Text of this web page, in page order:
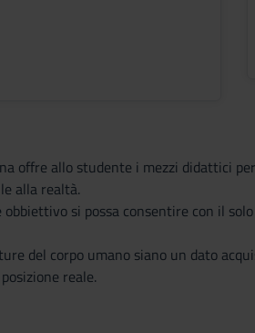
offre allo studente i mezzi didattici
alla realtà.
si possa consentire con il
del corpo umano siano un dato
reale.